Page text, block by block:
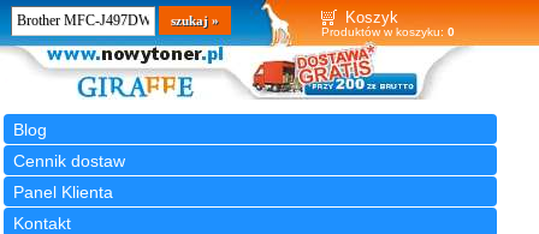
Koszyk
Produktów w koszyku: 0
Blog
Cennik dostaw
Panel Klienta
Kontakt
Wyszukiwarka
szukaj